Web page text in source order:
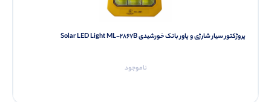
پروژکتور سیار شارژی و پاور بانک خورشیدی Solar LED Light ML-2867B
ناموجود